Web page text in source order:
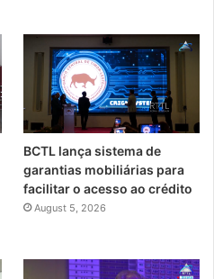
BCTL lança sistema de
garantias mobiliárias para
facilitar o acesso ao crédito
August 5, 2026